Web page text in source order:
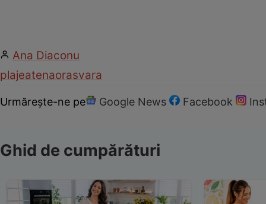
Ana Diaconu
plajeatenaorasvara
Urmărește-ne pe Google News Facebook
Ghid de cumpărături